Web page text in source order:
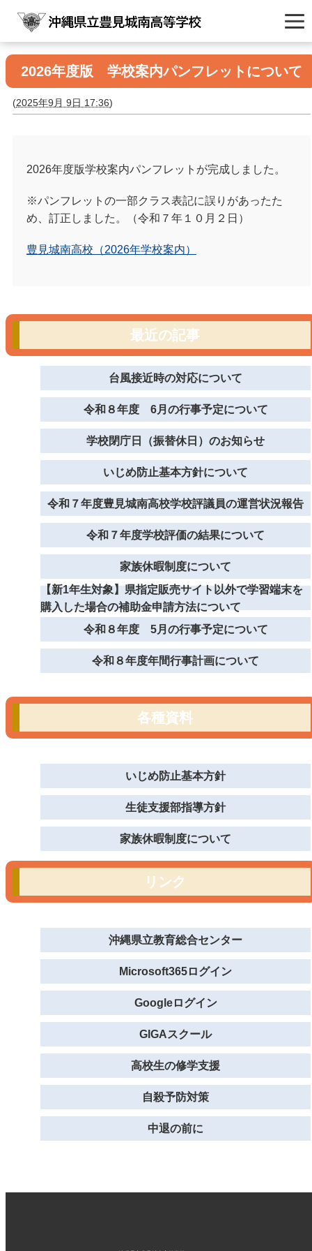
2026年度版 学校案内パンフレットについて
(2025年9月 9日 17:36)
2026年度版学校案内パンフレットが完成しました。
※パンフレットの一部クラス表記に誤りがあったた
め、訂正しました。（令和７年１０月２日）
豊見城南高校（2026年学校案内）
最近の記事
台風接近時の対応について
令和８年度 6月の行事予定について
学校閉庁日（振替休日）のお知らせ
いじめ防止基本方針について
令和７年度豊見城南高校学校評議員の運営状況報告
令和７年度学校評価の結果について
家族休暇制度について
【新1年生対象】県指定販売サイト以外で学習端末を
購入した場合の補助金申請方法について
令和８年度 5月の行事予定について
令和８年度年間行事計画について
各種資料
いじめ防止基本方針
生徒支援部指導方針
家族休暇制度について
リンク
沖縄県立教育総合センター
Microsoft365ログイン
Googleログイン
GIGAスクール
高校生の修学支援
自殺予防対策
中退の前に